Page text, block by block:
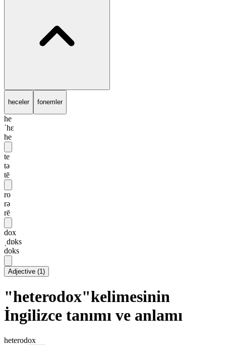
heceler fonemler
he
ˈhɛ
he
te
tə
tē
ro
rə
rē
dox
ˌdɒks
doks
Adjective (1)
"heterodox"kelimesinin
İngilizce tanımı ve anlamı
heterodox